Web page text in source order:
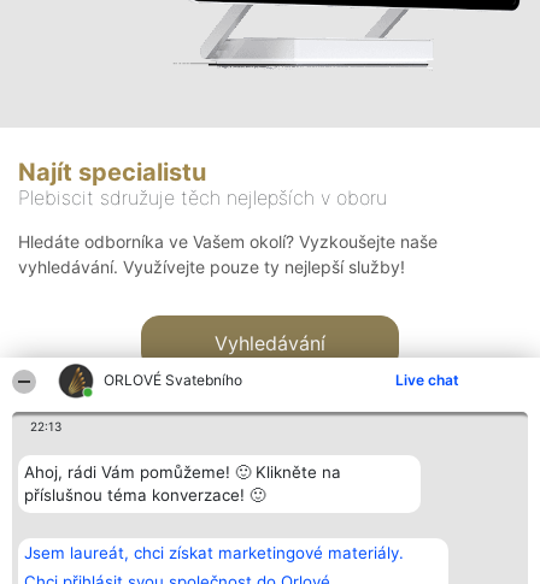
ORLOVÉ Svatebního Live chat
22:13
Ahoj, rádi Vám pomůžeme! 🙂 Klikněte na
příslušnou téma konverzace! 🙂
Jsem laureát, chci získat marketingové materiály.
Najít specialistu
Plebiscit sdružuje těch nejlepších v oboru
Hledáte odborníka ve Vašem okolí? Vyzkoušejte naše
vyhledávání. Využívejte pouze ty nejlepší služby!
Vyhledávání
Bright Side Solutions sp. z o.
o. sp. k.
ul. Ruska 22
Vítězové
Seznam všech
laureátů
Kontakt